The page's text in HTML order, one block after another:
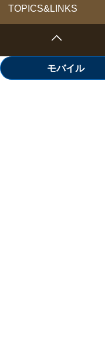
TOPICS&LINKS
モバイル